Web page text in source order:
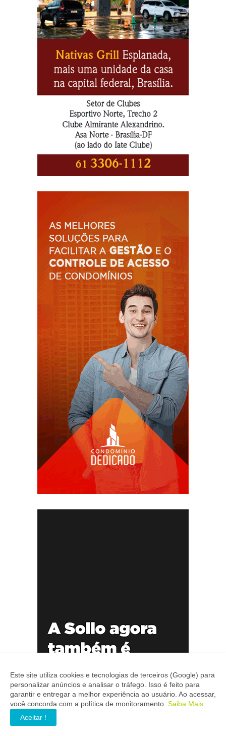
Este site utiliza cookies e tecnologias de terceiros (Google) para
personalizar anúncios e analisar o tráfego. Isso é feito para
garantir e entregar a melhor experiência ao usuário. Ao acessar,
você concorda com a política de monitoramento. Saiba Mais
Aceitar !